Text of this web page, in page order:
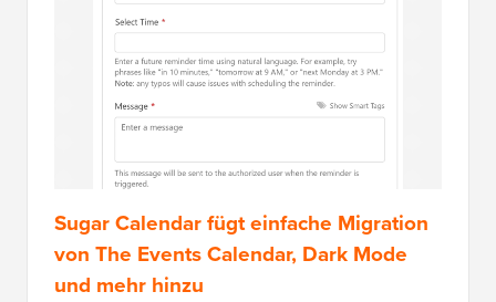
Sugar Calendar fügt einfache Migration
von The Events Calendar, Dark Mode
und mehr hinzu